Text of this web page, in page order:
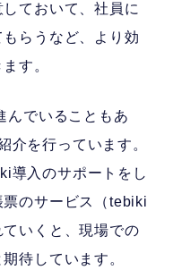
ておいて、社員に
らうなど、より効
す。
んでいることもあ
介を行っています。
導入のサポートをし
のサービス（tebiki
いくと、現場での
待しています。